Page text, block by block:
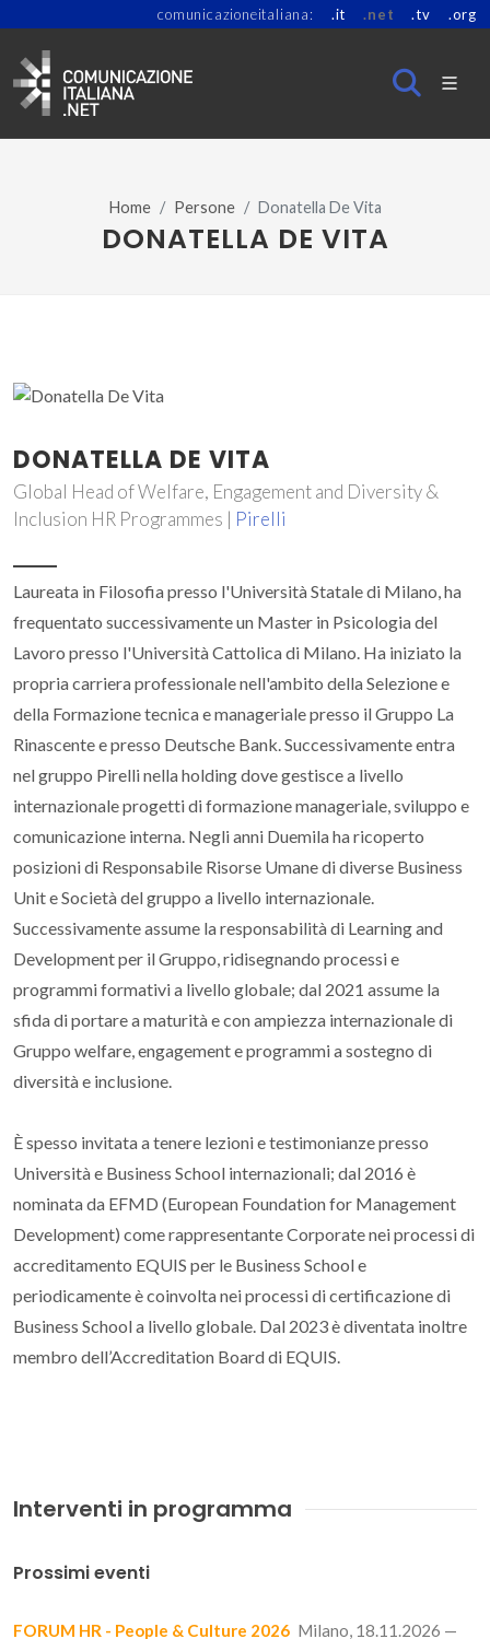
comunicazioneitaliana: .it .net .tv .org
Home Persone Donatella De Vita
DONATELLA DE VITA
DONATELLA DE VITA
Global Head of Welfare, Engagement and Diversity &
Inclusion HR Programmes | Pirelli
Laureata in Filosofia presso l'Università Statale di Milano, ha
frequentato successivamente un Master in Psicologia del
Lavoro presso l'Università Cattolica di Milano. Ha iniziato la
propria carriera professionale nell'ambito della Selezione e
della Formazione tecnica e manageriale presso il Gruppo La
Rinascente e presso Deutsche Bank. Successivamente entra
nel gruppo Pirelli nella holding dove gestisce a livello
internazionale progetti di formazione manageriale, sviluppo e
comunicazione interna. Negli anni Duemila ha ricoperto
posizioni di Responsabile Risorse Umane di diverse Business
Unit e Società del gruppo a livello internazionale.
Successivamente assume la responsabilità di Learning and
Development per il Gruppo, ridisegnando processi e
programmi formativi a livello globale; dal 2021 assume la
sfida di portare a maturità e con ampiezza internazionale di
Gruppo welfare, engagement e programmi a sostegno di
diversità e inclusione.
È spesso invitata a tenere lezioni e testimonianze presso
Università e Business School internazionali; dal 2016 è
nominata da EFMD (European Foundation for Management
Development) come rappresentante Corporate nei processi di
accreditamento EQUIS per le Business School e
periodicamente è coinvolta nei processi di certificazione di
Business School a livello globale. Dal 2023 è diventata inoltre
membro dell’Accreditation Board di EQUIS.
Interventi in programma
Prossimi eventi
FORUM HR - People & Culture 2026 Milano, 18.11.2026 —